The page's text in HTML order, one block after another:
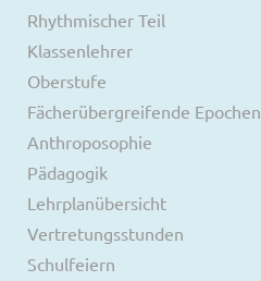
Rhythmischer Teil
Klassenlehrer
Oberstufe
Fächerübergreifende Epochen
Anthroposophie
Pädagogik
Lehrplanübersicht
Vertretungsstunden
Schulfeiern